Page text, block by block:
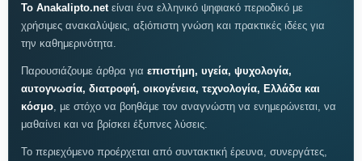
Το Anakalipto.net είναι ένα ελληνικό ψηφιακό περιοδικό με
χρήσιμες ανακαλύψεις, αξιόπιστη γνώση και πρακτικές ιδέες για
την καθημερινότητα.
Παρουσιάζουμε άρθρα για επιστήμη, υγεία, ψυχολογία,
αυτογνωσία, διατροφή, οικογένεια, τεχνολογία, Ελλάδα και
κόσμο , με στόχο να βοηθάμε τον αναγνώστη να ενημερώνεται, να
μαθαίνει και να βρίσκει έξυπνες λύσεις.
Το περιεχόμενο προέρχεται από συντακτική έρευνα, συνεργάτες,